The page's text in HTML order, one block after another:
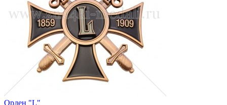
Орден "L"